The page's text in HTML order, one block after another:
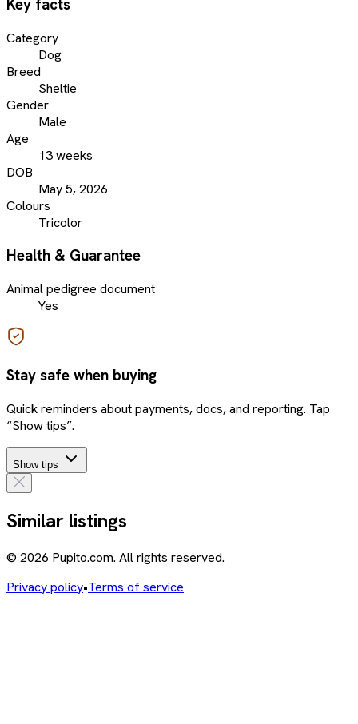
Key facts
Category
Dog
Breed
Sheltie
Gender
Male
Age
13 weeks
DOB
May 5, 2026
Colours
Tricolor
Health & Guarantee
Animal pedigree document
Yes
Stay safe when buying
Quick reminders about payments, docs, and reporting. Tap
“Show tips”.
Show tips
Similar listings
© 2026 Pupito.com. All rights reserved.
Privacy policy•Terms of service